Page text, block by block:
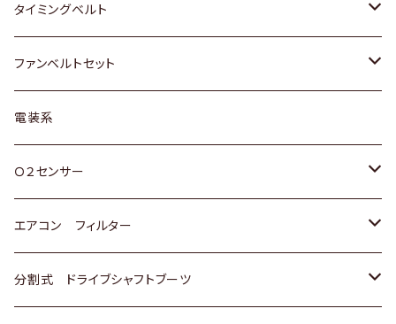
三菱
スバル
日野
クライスラー
ダイハツ
マツダ
三菱
スバル
ホンダ
マツダ
スズキ
ダイハツ
マツダ
三菱
スバル
ホンダ
スズキ
日産
ダイハツ
マツダ
三菱
タイミングベルト
トヨタ
スズキ
ダイハツ
三菱
スバル
ファンベルトセット
トヨタ
ホンダ
スズキ
日産
電装系
Ｏ２センサー
トヨタ
ホンダ
エアコン フィルター
トヨタ
分割式 ドライブシャフトブーツ